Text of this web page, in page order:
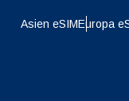
Asien eSIMEuropa